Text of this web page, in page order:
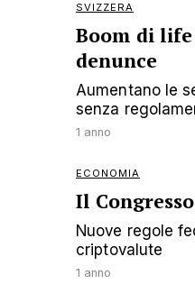
SVIZZERA
Boom di
denunce
Aumentano le
senza
1 anno
ECONOMIA
Il
Nuove regole
criptovalute
1 anno